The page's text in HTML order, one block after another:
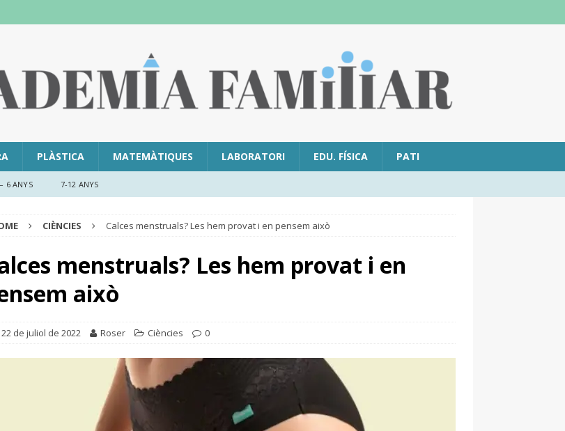
PLÀSTICA MATEMÀTIQUES LABORATORI EDU. FÍSICA PATI
6 ANYS 7-12 ANYS
CIÈNCIES Calces menstruals? Les hem provat i en pensem això
menstruals? Les hem provat i en
això
22 de juliol de 2022 Roser Ciències 0